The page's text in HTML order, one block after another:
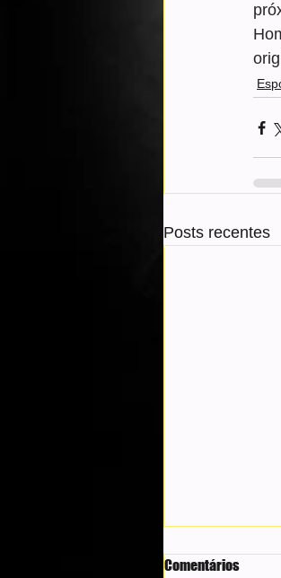
Posts recentes
Comentários